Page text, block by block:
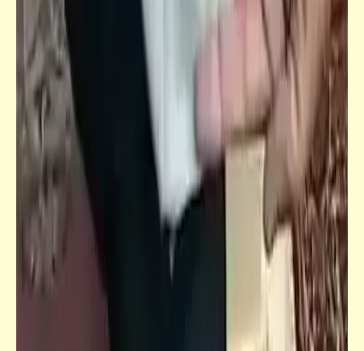
قصص_نهاية العالم
الفصل الثاني | نهاية العالم (2)